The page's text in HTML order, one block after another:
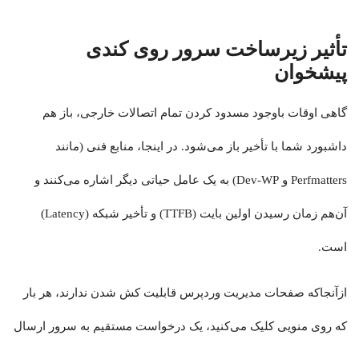
تأثیر زیرساخت سرور روی کندی
پیشخوان
گاهی اوقات باوجود مسدود کردن تمام اتصالات خارجی، باز هم
داشبورد شما با تأخیر باز می‌شود. در اینجا، منابع فنی (مانند
Perfmatters و Dev-WP) به یک عامل حیاتی دیگر اشاره می‌کنند و
آن‌هم زمان رسیدن اولین بایت (TTFB) و تأخیر شبکه (Latency)
است.
ازآنجاکه صفحات مدیریت وردپرس قابلیت کش شدن ندارند، هر بار
که روی منویی کلیک می‌کنید، یک درخواست مستقیم به سرور ارسال